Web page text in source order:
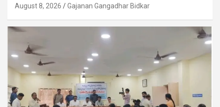
August 8, 2026 Gajanan Gangadhar Bidkar